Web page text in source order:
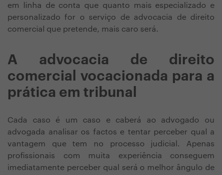
em linha de conta que quanto mais especializado e
personalizado for o serviço de advocacia de direito
comercial que pretende, mais caro será.
A advocacia de direito
comercial vocacionada para a
prática em tribunal
Cada caso é um caso e caberá ao advogado ou
advogada analisar os factos e tentar perceber qual a
vantagem que tem no processo judicial. Apenas
profissionais com muita experiência conseguem
imediatamente perceber qual será o melhor ângulo de